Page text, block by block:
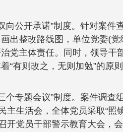
向公开承诺”制度。针对案
出整改路线图，单位党委(
党主体责任。同时，领导干
“有则改之，无则加勉”的原
个专题会议”制度。案件调
主生活会，全体党员采取“
开党员干部警示教育大会，